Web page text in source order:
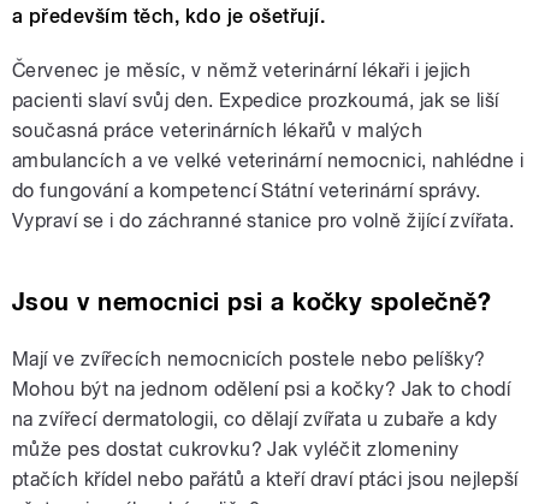
a především těch, kdo je ošetřují.
Červenec je měsíc, v němž veterinární lékaři i jejich
pacienti slaví svůj den. Expedice prozkoumá, jak se liší
současná práce veterinárních lékařů v malých
ambulancích a ve velké veterinární nemocnici, nahlédne i
do fungování a kompetencí Státní veterinární správy.
Vypraví se i do záchranné stanice pro volně žijící zvířata.
Jsou v nemocnici psi a kočky společně?
Mají ve zvířecích nemocnicích postele nebo pelíšky?
Mohou být na jednom odělení psi a kočky? Jak to chodí
na zvířecí dermatologii, co dělají zvířata u zubaře a kdy
může pes dostat cukrovku? Jak vyléčit zlomeniny
ptačích křídel nebo pařátů a kteří draví ptáci jsou nejlepší